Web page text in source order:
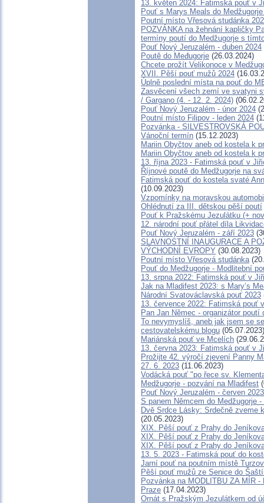
13. květen 2024: Fatimská pouť v
Pouť s Marys Meals do
Poutní místo Vřesová studánka
POZVÁNKA na žehnání kapličky
termíny poutí do Medžugorje s
Pouť Nový Jeruzalém - duben 2024
Poutě do Međugorje (26.03.2024)
Chcete prožít Velikonoce v
XVII. Pěší pouť mužů 2024
Úplně poslední místa na pouť do
Zasvěcení všech zemí ve svatyni
/ Gargano (4. - 12. 2. 2024)
Pouť Nový Jeruzalém - únor 2024
Poutní místo Filipov - leden 2024
Pozvánka - SILVESTROVSKÁ
Vánoční termín (15.12.2023)
Mariin Obyčtov aneb od kostela k
Mariin Obyčtov aneb od kostela k
13. října 2023 - Fatimská pouť v
Říjnové poutě do Medžugorje na
Fatimská pouť do kostela svaté
(10.09.2023)
Vzpomínky na moravskou
Ohlédnutí za III. dětskou pěší poutí
Pouť k Pražskému Jezulátku (+
12. národní pouť přátel díla
Pouť Nový Jeruzalém - září 2023
SLAVNOSTNÍ INAUGURACE A
VÝCHODNÍ EVROPY (30.08.2023)
Poutní místo Vřesová studánka
Pouť do Medžugorje - Modlitební
13. srpna 2022: Fatimská pouť v
Jak na Mladifest 2023: s Mary’s
Národní Svatováclavská pouť 2023
13. července 2022: Fatimská pouť
Pan Jan Němec - organizátor
To nevymyslíš, aneb jak jsem se
cestovatelskému blogu (05.07.2023)
Mariánská pouť ve Mcelích
13. června 2023: Fatimská pouť v
Prožijte 42. výročí zjevení Panny
27. 6. 2023 (11.06.2023)
Vodácká pouť "po řece sv.
Medžugorje - pozvání na Mladifest
Pouť Nový Jeruzalém - červen 2023
S panem Němcem do Medžugorje
Dvě Srdce Lásky: Srdečně zveme
(20.05.2023)
XIX. Pěší pouť z Prahy do
XIX. Pěší pouť z Prahy do
XIX. Pěší pouť z Prahy do
13. 5. 2023 - Fatimská pouť do
Jarní pouť na poutním místě
Pěší pouť mužů ze Senice do
Pozvánka na MODLITBU ZA MÍR
Praze (17.04.2023)
Ornát s Pražským Jezulátkem od